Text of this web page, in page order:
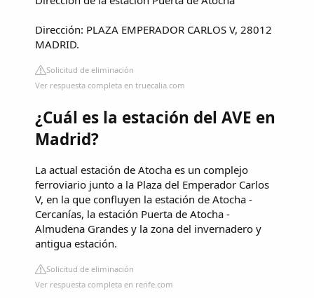
Dirección: PLAZA EMPERADOR CARLOS V, 28012
MADRID.
Solicitud de eliminación
Ver respuesta completa en truecalia.com
¿Cuál es la estación del AVE en
Madrid?
La actual estación de Atocha es un complejo
ferroviario junto a la Plaza del Emperador Carlos
V, en la que confluyen la estación de Atocha -
Cercanías, la estación Puerta de Atocha -
Almudena Grandes y la zona del invernadero y
antigua estación.
Solicitud de eliminación
Ver respuesta completa en renfe.com